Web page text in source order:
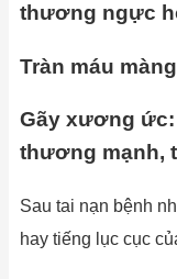
thương ngực
Tràn máu
Gãy xương
thương mạnh,
Sau tai nạn bệnh
hay tiếng lục cục